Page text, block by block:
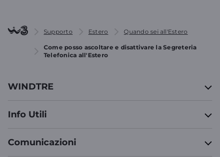
Supporto Estero Quando sei all'Estero
Come posso ascoltare e disattivare la Segreteria
Telefonica all'Estero
WINDTRE
Info Utili
Comunicazioni